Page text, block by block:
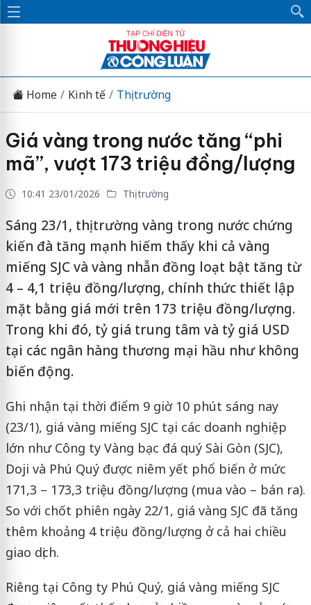
Home Kinh tế Thị trường
Giá vàng trong nước tăng “phi
mã”, vượt 173 triệu đồng/lượng
10:41 23/01/2026 Thị trường
Sáng 23/1, thị trường vàng trong nước chứng
kiến đà tăng mạnh hiếm thấy khi cả vàng
miếng SJC và vàng nhẫn đồng loạt bật tăng từ
4 – 4,1 triệu đồng/lượng, chính thức thiết lập
mặt bằng giá mới trên 173 triệu đồng/lượng.
Trong khi đó, tỷ giá trung tâm và tỷ giá USD
tại các ngân hàng thương mại hầu như không
biến động.
Ghi nhận tại thời điểm 9 giờ 10 phút sáng nay
(23/1), giá vàng miếng SJC tại các doanh nghiệp
lớn như Công ty Vàng bạc đá quý Sài Gòn (SJC),
Doji và Phú Quý được niêm yết phổ biến ở mức
171,3 – 173,3 triệu đồng/lượng (mua vào – bán ra).
So với chốt phiên ngày 22/1, giá vàng SJC đã tăng
thêm khoảng 4 triệu đồng/lượng ở cả hai chiều
giao dịch.
Riêng tại Công ty Phú Quý, giá vàng miếng SJC